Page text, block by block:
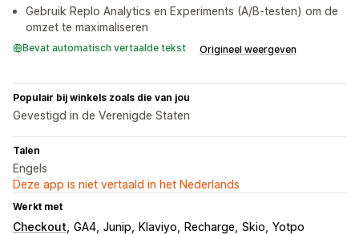
Gebruik Replo Analytics en Experiments (A/B-testen) om de
omzet te maximaliseren
Bevat automatisch vertaalde tekst Origineel weergeven
Populair bij winkels zoals die van jou
Gevestigd in de Verenigde Staten
Talen
Engels
Deze app is niet vertaald in het Nederlands
Werkt met
Checkout GA4 Junip Klaviyo Recharge Skio Yotpo